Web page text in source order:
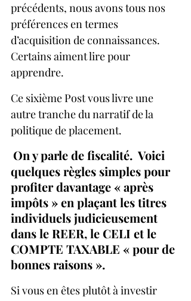
précédents, nous avons tous nos
préférences en termes
d’acquisition de connaissances.
Certains aiment lire pour
apprendre.
Ce sixième Post vous livre une
autre tranche du narratif de la
politique de placement.
On y parle de fiscalité.  Voici
quelques règles simples pour
profiter davantage « après
impôts » en plaçant les titres
individuels judicieusement
dans le REER, le CELI et le
COMPTE TAXABLE « pour de
bonnes raisons ».
Si vous en êtes plutôt à investir